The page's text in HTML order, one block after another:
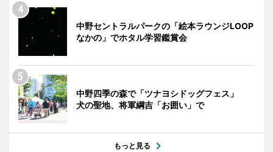
中野セントラルパークの「絵本ラウンジLOOP
なかの」でホタル学習鑑賞会
中野四季の森で「ツナヨシドッグフェス」
犬の聖地、将軍綱吉「お囲い」で
もっと見る